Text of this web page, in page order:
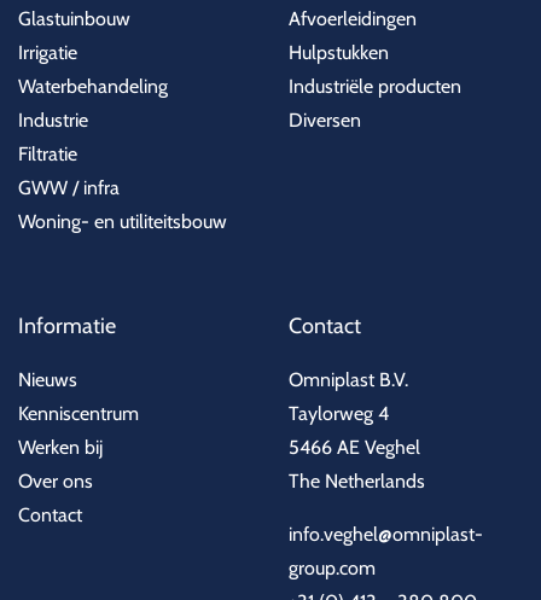
Glastuinbouw
Irrigatie
Waterbehandeling
Industrie
Filtratie
GWW / infra
Woning- en utiliteitsbouw
Afvoerleidingen
Hulpstukken
Industriële producten
Diversen
Informatie
Nieuws
Kenniscentrum
Werken bij
Over ons
Contact
Contact
Omniplast B.V.
Taylorweg 4
5466 AE Veghel
The Netherlands
info.veghel@omniplast-
group.com